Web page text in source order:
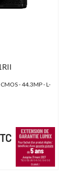
- 44.3MP - L-